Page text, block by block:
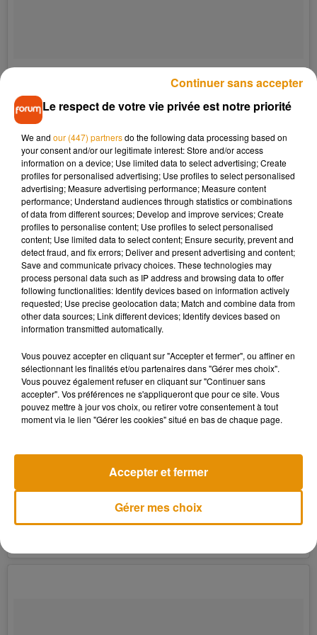
Une publication partagée par la Repubblica.it (@larepubblica)
Venus exprès du Minnesota pour participer, Zsa Zsa et sa
propriétaire repartent avec
euros) et un billet aller-retour pour un séjour à New-York
Pour le "plaisir", voici Martha et Peanut, respectivement
gagnants de l'année dernière et de 2014 .
Le respect de votre vie privée est notre priorité
We and our (447) partnersdo the following data processing based on
your consent and/or our legitimate interest: Store and/or access
information on a device; Use limited data to select advertising; Create
profiles for personalised advertising; Use profiles to select personalised
advertising; Measure advertising performance; Measure content
performance; Understand audiences through statistics or combinations
of data from different sources; Develop and improve services; Create
profiles to personalise content; Use profiles to select personalised
content; Use limited data to select content; Ensure security, prevent and
detect fraud, and fix errors; Deliver and present advertising and content;
Save and communicate privacy choices. These technologies may
process personal data such as IP address and browsing data to offer
following functionalities: Identify devices based on information actively
requested; Use precise geolocation data; Match and combine data from
other data sources; Link different devices; Identify devices based on
information transmitted automatically.
Vous pouvez accepter en cliquant sur "Accepter et fermer", ou affiner en
sélectionnant les finalités et/ou partenaires dans "Gérer mes choix".
Vous pouvez également refuser en cliquant sur "Continuer sans
accepter". Vos préférences ne s'appliqueront que pour ce site. Vous
pouvez mettre à jour vos choix, ou retirer votre consentement à tout
moment via le lien "Gérer les cookies" situé en bas de chaque page.
Gérer mes choix
Accepter et fermer
Continuer sans accepter